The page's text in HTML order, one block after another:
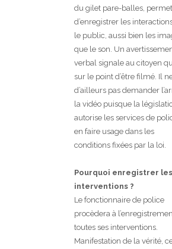
du gilet pare-balles,
d’enregistrer les
le public, aussi bien les
que le son. Un
verbal signale au citoyen
sur le point d’être filmé. Il
d’ailleurs pas demander
la vidéo puisque la
autorise les services de
en faire usage dans les
conditions fixées par la loi.
Pourquoi enregistrer les
interventions ?
Le fonctionnaire de police
procèdera à
toutes ses interventions.
Manifestation de la vérité,